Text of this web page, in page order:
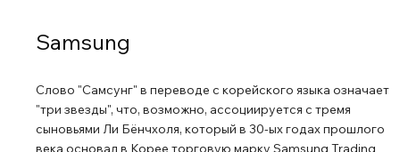
легким оттенком минимализма отличает корпус
телевизора, который великолепно смотрится со всех
Samsung VXT CMS - это облачное решение, которое
объединяет в себе управление контентом и
возможность удаленного управления устройствами,
Samsung
Слово "Самсунг" в переводе с корейского языка означает
"три звезды", что, возможно, ассоциируется с тремя
сыновьями Ли Бёнчхоля, который в 30-ых годах прошлого
века основал в Корее торговую марку Samsung Trading